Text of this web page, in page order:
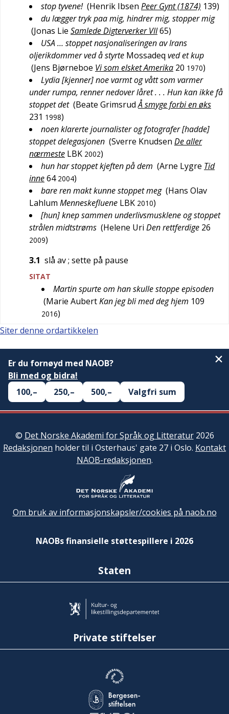
stop tyvene! (Henrik Ibsen Peer Gynt (1874) 139)
du lægger tryk paa mig, hindrer mig, stopper mig
(Jonas Lie Samlede Digterverker VII65)
USA … stoppet nasjonaliseringen av Irans
oljerikdommer ved å styrte Mossadeq ved et kup
(Jens Bjørneboe Vi som elsket Amerika 20 1970)
Lydia [kjenner] noe varmt og vått som varmer
under rumpa, renner nedover låret . . . Hun kan ikke få
stoppet det (Beate Grimsrud Å smyge forbi en øks
231 1998)
noen klarerte journalister og fotografer [hadde]
stoppet delegasjonen (Sverre Knudsen De aller
nærmeste LBK 2002)
hun har stoppet kjeften på dem (Arne Lygre Tid
inne64 2004)
bare ren makt kunne stoppet meg (Hans Olav
Lahlum Menneskefluene LBK 2010)
[hun] knep sammen underlivsmusklene og stoppet
strålen midtstrøms (Helene Uri Den rettferdige 26
2009)
3.1 slå av; sette på pause
SITAT
Martin spurte om han skulle stoppe episoden
(Marie AubertKan jeg bli med deg hjem 109
2016)
Siter denne ordartikkelen
Er du fornøyd med NAOB?
Bli med og bidra!
100,–
250,– 500,– Valgfri sum
© Det Norske Akademi for Språk og Litteratur2026
Redaksjonen holder til i Osterhaus' gate 27 i Oslo. Kontakt
NAOB-redaksjonen.
Om bruk av informasjonskapsler/cookies på naob.no
NAOBs finansielle støttespillere i 2026
Staten
Private stiftelser